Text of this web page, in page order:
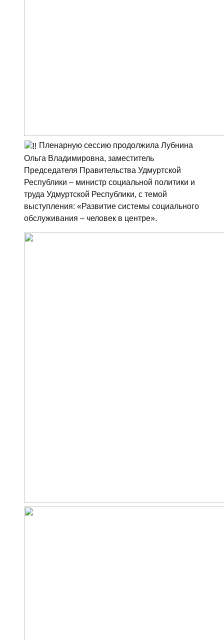
Пленарную сессию продолжила Лубнина
Ольга Владимировна, заместитель
Председателя Правительства Удмуртской
Республики – министр социальной политики и
труда Удмуртской Республики, с темой
выступления: «Развитие системы социального
обслуживания – человек в центре».